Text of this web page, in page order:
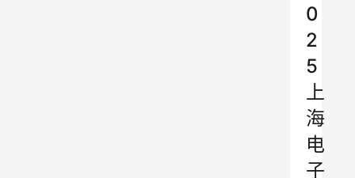
0
2
5
上
海
电
子